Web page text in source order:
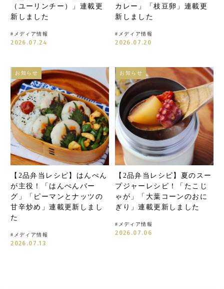
（ユーリンチー）」連載更
新しました
# メディア情報
2026.07.24
カレー」「枝豆卵」連載更
新しました
# メディア情報
2026.07.20
【2品弁当レシピ】はんぺん
が主役！「はんぺんバー
グ」「ピーマンとナッツの
甘辛炒め」連載更新しまし
た
# メディア情報
2026.07.13
お知らせ
【2品弁当レシピ】夏のスー
プジャーレシピ！「たこじ
ゃが」「大葉コーンのおに
ぎり」連載更新しました
# メディア情報
2026.07.06
お知らせ